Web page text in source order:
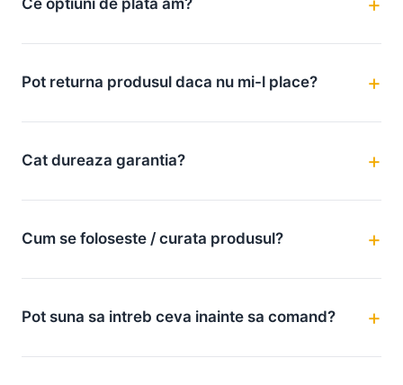
Ce optiuni de plata am?
Pot returna produsul daca nu mi-l place?
Cat dureaza garantia?
Cum se foloseste / curata produsul?
Pot suna sa intreb ceva inainte sa comand?